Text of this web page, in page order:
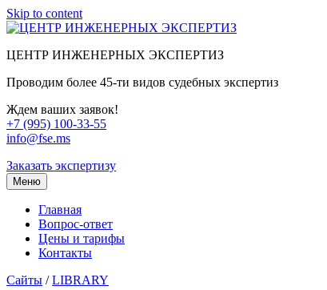
Skip to content
ЦЕНТР ИНЖЕНЕРНЫХ ЭКСПЕРТИЗ
Проводим более 45-ти видов судебных экспертиз
Ждем ваших заявок!
+7 (995) 100-33-55
info@fse.ms
Заказать экспертизу
Меню
Главная
Вопрос-ответ
Цены и тарифы
Контакты
Сайты /LIBRARY